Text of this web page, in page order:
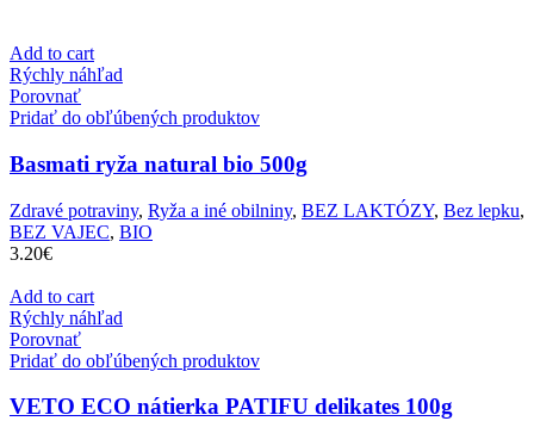
Add to cart
Rýchly náhľad
Porovnať
Pridať do obľúbených produktov
Basmati ryža natural bio 500g
Zdravé potraviny, Ryža a iné obilniny, BEZ LAKTÓZY, Bez lepku,
BEZ VAJEC, BIO
3.20€
Add to cart
Rýchly náhľad
Porovnať
Pridať do obľúbených produktov
VETO ECO nátierka PATIFU delikates 100g